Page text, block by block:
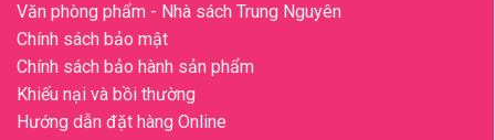
Văn phòng phẩm - Nhà sách Trung Nguyên
Chính sách bảo mật
Chính sách bảo hành sản phẩm
Khiếu nại và bồi thường
Hướng dẫn đặt hàng Online